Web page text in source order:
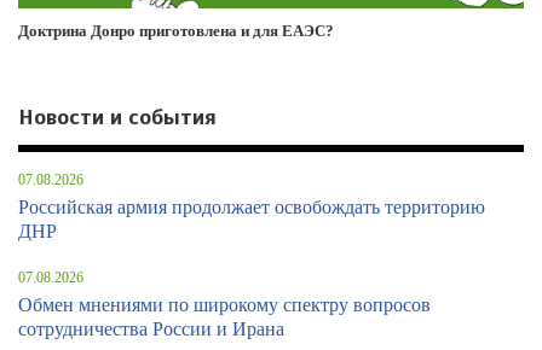
Доктрина Донро приготовлена и для ЕАЭС?
Новости и события
07.08.2026
Российская армия продолжает освобождать территорию
ДНР
07.08.2026
Обмен мнениями по широкому спектру вопросов
сотрудничества России и Ирана